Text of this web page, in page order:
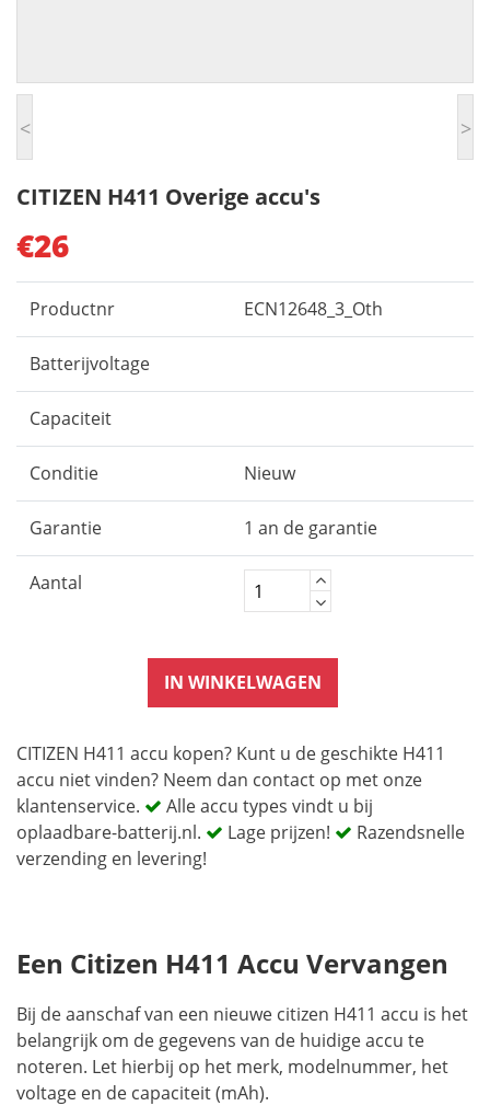
< >
CITIZEN H411 Overige accu's
€26
Productnr ECN12648_3_Oth
Batterijvoltage
Capaciteit
Conditie Nieuw
Garantie 1 an de garantie
Aantal
IN WINKELWAGEN
CITIZEN H411 accu kopen? Kunt u de geschikte H411
accu niet vinden? Neem dan contact op met onze
klantenservice.
Alle accu types vindt u bij
oplaadbare-batterij.nl.
Lage prijzen!
Razendsnelle
verzending en levering!
Een Citizen H411 Accu Vervangen
Bij de aanschaf van een nieuwe citizen H411 accu is het
belangrijk om de gegevens van de huidige accu te
noteren. Let hierbij op het merk, modelnummer, het
voltage en de capaciteit (mAh).